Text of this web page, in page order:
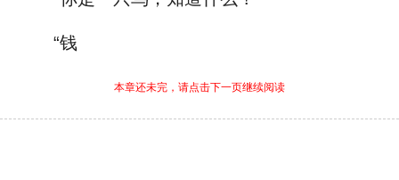
“钱
本章还未完，请点击下一页继续阅读